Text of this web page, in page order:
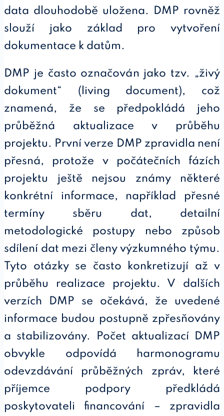
data dlouhodobě uložena. DMP rovněž
slouží jako základ pro vytvoření
dokumentace k datům.
DMP je často označován jako tzv. „živý
dokument“ (living document), což
znamená, že se předpokládá jeho
průběžná aktualizace v průběhu
projektu. První verze DMP zpravidla není
přesná, protože v počátečních fázích
projektu ještě nejsou známy některé
konkrétní informace, například přesné
termíny sběru dat, detailní
metodologické postupy nebo způsob
sdílení dat mezi členy výzkumného týmu.
Tyto otázky se často konkretizují až v
průběhu realizace projektu. V dalších
verzích DMP se očekává, že uvedené
informace budou postupně zpřesňovány
a stabilizovány. Počet aktualizací DMP
obvykle odpovídá harmonogramu
odevzdávání průběžných zpráv, které
příjemce podpory předkládá
poskytovateli financování – zpravidla